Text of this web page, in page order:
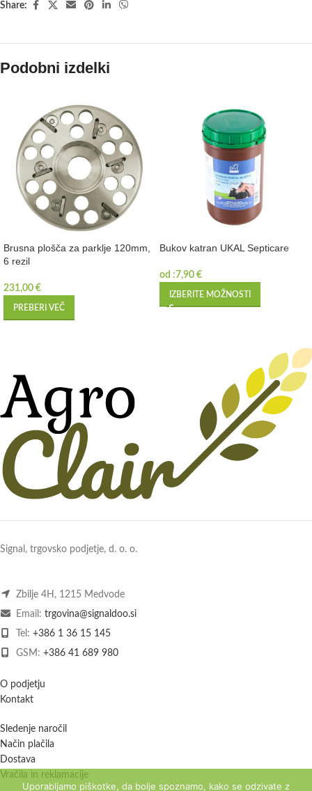
Share:
Podobni izdelki
Brusna plošča za parklje 120mm,
6 rezil
231,00 €
PREBERI VEČ
Bukov katran UKAL Septicare
od :7,90 €
IZBERITE MOŽNOSTI
Signal, trgovsko podjetje, d. o. o.
Zbilje 4H, 1215 Medvode
Email: trgovina@signaldoo.si
Tel: +386 1 36 15 145
GSM: +386 41 689 980
O podjetju
Kontakt
Sledenje naročil
Način plačila
Dostava
Vračila in reklamacije
Uporabljamo piškotke, da bolje spoznamo, kako se odzivate z